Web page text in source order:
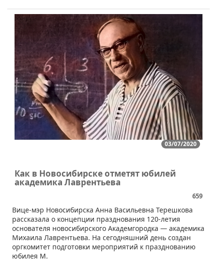
03/07/2020
Как в Новосибирске отметят юбилей
академика Лаврентьева
659
Вице-мэр Новосибирска Анна Васильевна Терешкова
рассказала о концепции празднования 120-летия
основателя новосибирского Академгородка — академика
Михаила Лаврентьева. На сегодняшний день создан
оргкомитет подготовки мероприятий к празднованию
юбилея М.